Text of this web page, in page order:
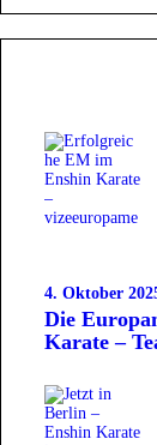
Die
Karate –
4. Oktober